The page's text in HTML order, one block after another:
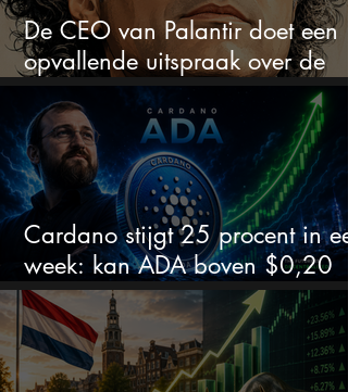
De CEO van Palantir doet een
opvallende uitspraak over de
beurs
Cardano stijgt 25 procent in
week: kan ADA boven $0,20
blijven?